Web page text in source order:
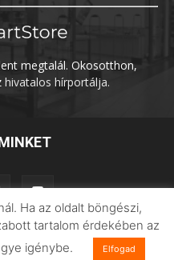
megtalál. Okosotthon,
hivatalos hírportálja.
Imilab
Ha az oldalt böngészi,
tartalom érdekében az
igénybe.
Elfogad